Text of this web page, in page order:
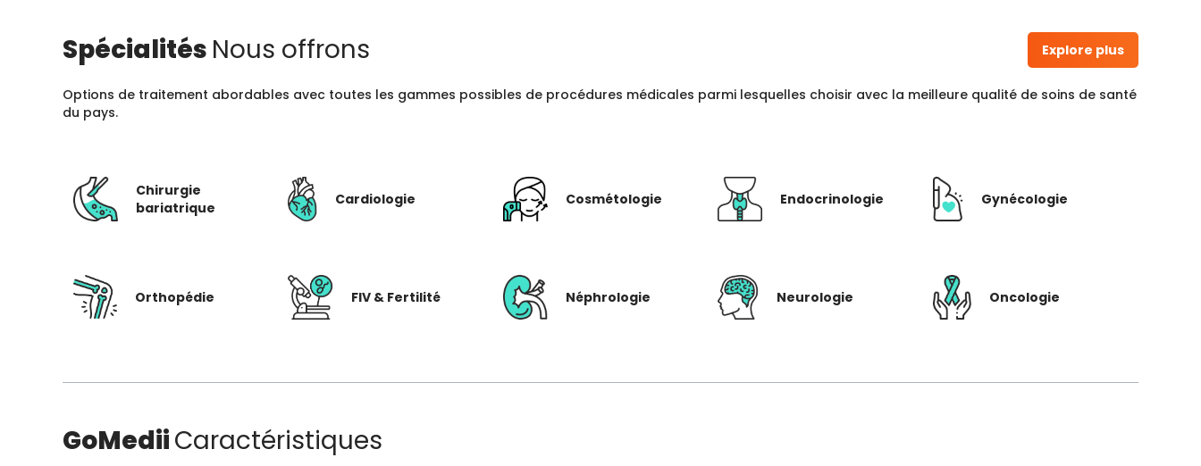
Spécialités Nous offrons Explore plus
Options de traitement abordables avec toutes les gammes possibles de procédures médicales parmi lesquelles choisir avec la meilleure qualité de soins de santé
du pays.
Chirurgie
bariatrique
Cardiologie Cosmétologie Endocrinologie Gynécologie
Orthopédie FIV & Fertilité Néphrologie Neurologie Oncologie
GoMediiCaractéristiques